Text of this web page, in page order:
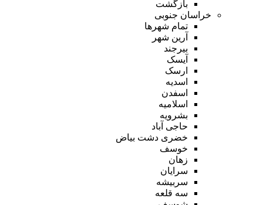
بازگشت
خراسان جنوبی
تمام شهر‌ها
آرین شهر
بیرجند
آیسک
ارسک
اسدیه
اسفدن
اسلامیه
بشرویه
حاجی آباد
خضری دشت بیاض
خوسف
زهان
سرایان
سربیشه
سه قلعه